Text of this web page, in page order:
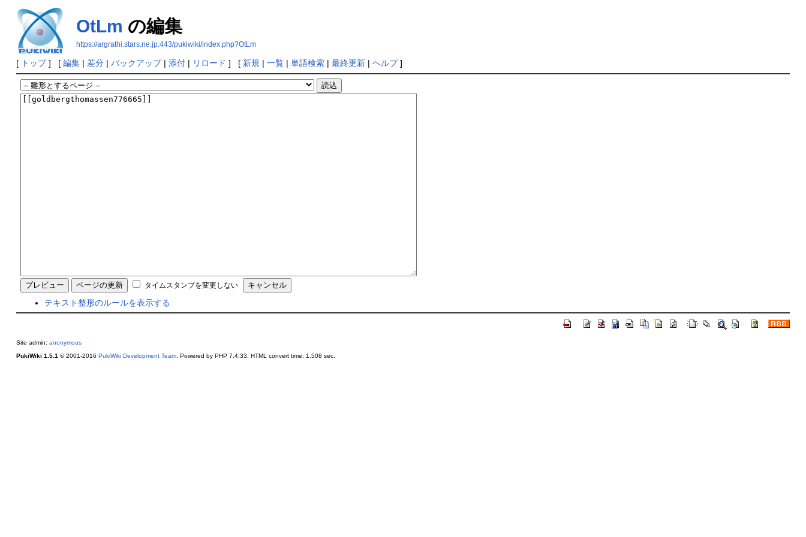
OtLm の編集
https://argrathi.stars.ne.jp:443/pukiwiki/index.php?OtLm
[ トップ] [ 編集| 差分| バックアップ| 添付| リロード ] [ 新規 | 一覧| 単語検索| 最終更新| ヘルプ]
タイムスタンプを変更しない
テキスト整形のルールを表示する
Site admin: anonymous
PukiWiki 1.5.1 © 2001-2016 PukiWiki Development Team. Powered by PHP 7.4.33. HTML convert time: 1.508 sec.